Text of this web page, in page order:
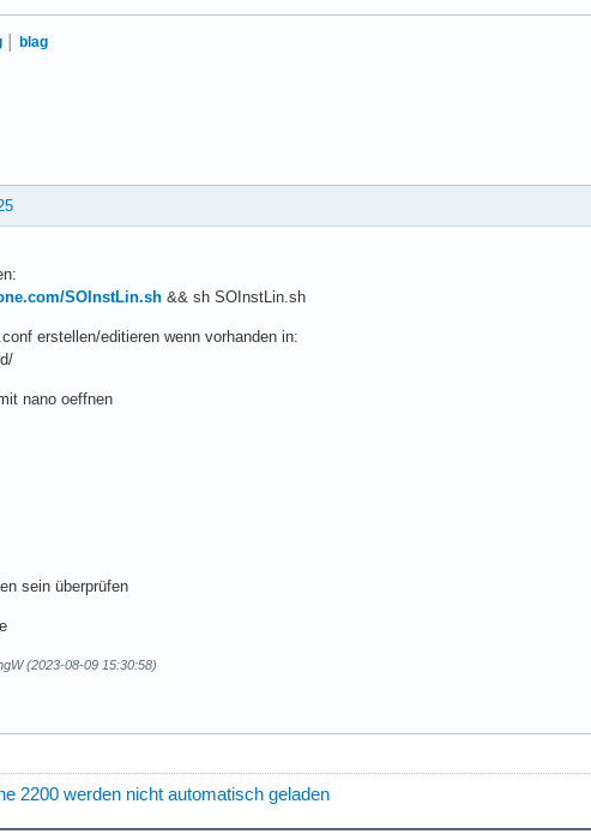
blag
SOInstLin.sh && sh SOInstLin.sh
erstellen/editieren wenn vorhanden in:
nano oeffnen
sein überprüfen
(2023-08-09 15:30:58)
2200 werden nicht automatisch geladen